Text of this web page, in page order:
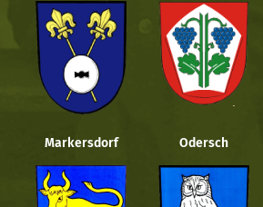
Markersdorf Odersch